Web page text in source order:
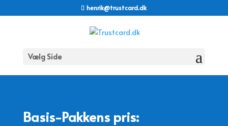
henrik@trustcard.dk
Vælg Side
Basis-Pakkens pris: